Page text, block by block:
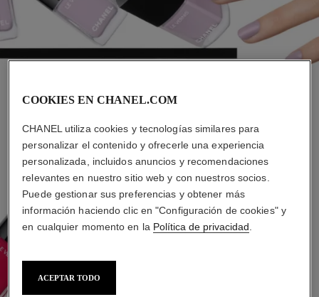
COOKIES EN CHANEL.COM
CHANEL utiliza cookies y tecnologías similares para
personalizar el contenido y ofrecerle una experiencia
personalizada, incluidos anuncios y recomendaciones
relevantes en nuestro sitio web y con nuestros socios.
Puede gestionar sus preferencias y obtener más
información haciendo clic en "Configuración de cookies" y
en cualquier momento en la Política de privacidad
ACEPTAR TODO